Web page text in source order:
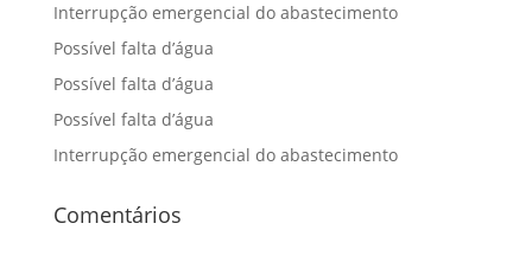
Interrupção emergencial do abastecimento
Possível falta d’água
Possível falta d’água
Possível falta d’água
Interrupção emergencial do abastecimento
Comentários